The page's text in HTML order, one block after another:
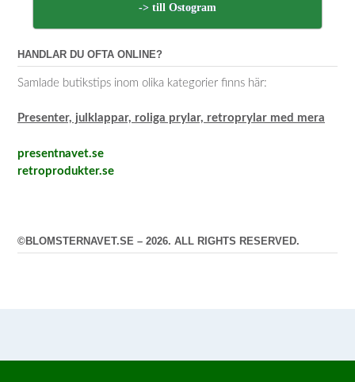
-> till Ostogram
HANDLAR DU OFTA ONLINE?
Samlade butikstips inom olika kategorier finns här:
Presenter, julklappar, roliga prylar, retroprylar med mera
presentnavet.se
retroprodukter.se
©BLOMSTERNAVET.SE – 2026. ALL RIGHTS RESERVED.